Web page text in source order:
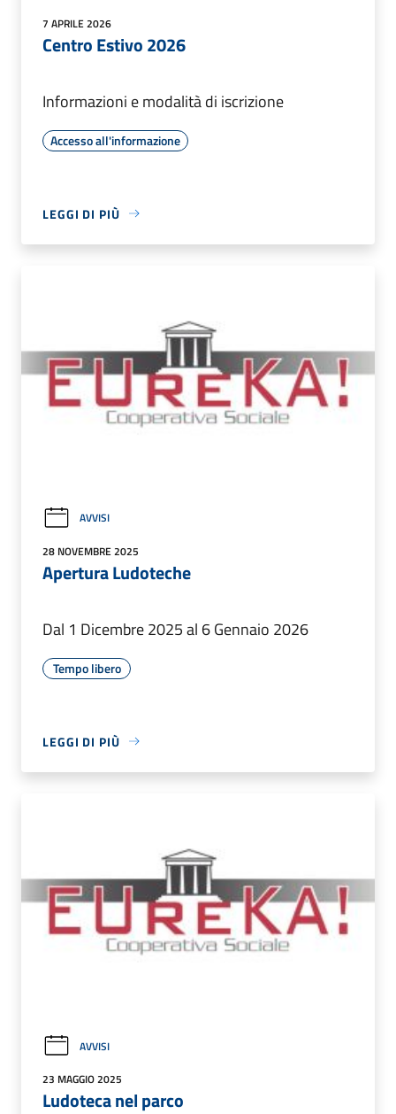
7 APRILE 2026
Centro Estivo 2026
Informazioni e modalità di iscrizione
Accesso all'informazione
LEGGI DI PIÙ
AVVISI
28 NOVEMBRE 2025
Apertura Ludoteche
Dal 1 Dicembre 2025 al 6 Gennaio 2026
Tempo libero
LEGGI DI PIÙ
AVVISI
23 MAGGIO 2025
Ludoteca nel parco